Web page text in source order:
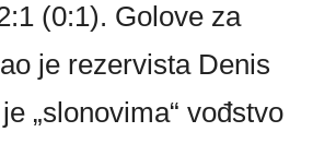
(0:1). Golove za
je rezervista Denis
„slonovima“ vođstvo